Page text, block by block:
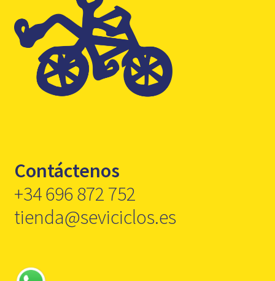
Contáctenos
+34 696 872 752
tienda@seviciclos.es